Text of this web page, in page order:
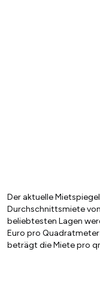
Der aktuelle
Durchschnittsmiete
beliebtesten Lagen
Euro pro
beträgt die Miete pro